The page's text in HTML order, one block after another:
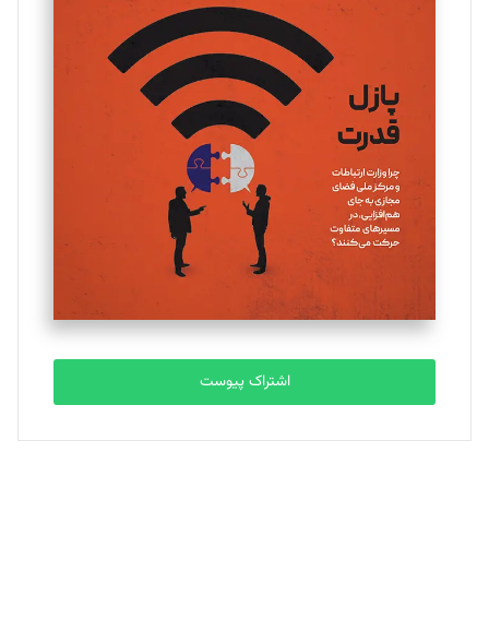
یسنا امان‌پور
تحریریه
ملینا جعفری
تحریریه
مصطفی مسجدی آرانی
تحریریه
بابک نقاش
تحریریه
اشتراک پیوست